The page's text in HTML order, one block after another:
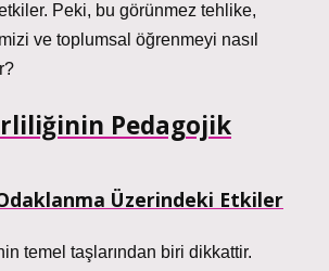
Peki, bu görünmez tehlike,
ve toplumsal öğrenmeyi nasıl
Pedagojik
Üzerindeki Etkiler
temel taşlarından biri dikkattir.